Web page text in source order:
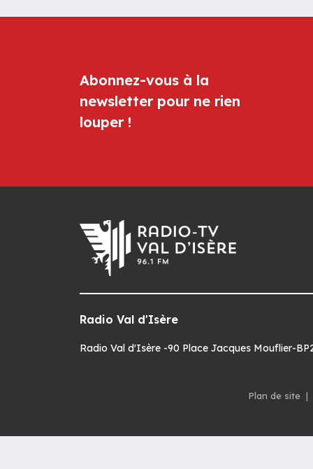
Abonnez-vous à la
newsletter pour ne rien
louper !
Radio Val d'Isère
Radio Val d'Isère -90 Place Jacques Mouflier-
Plan de site |